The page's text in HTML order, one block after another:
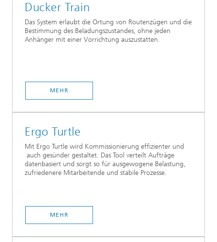
Ducker Train
Das System erlaubt die Ortung von Routenzügen und die
Bestimmung des Beladungszustandes, ohne jeden
Anhänger mit einer Vorrichtung auszustatten.
MEHR
Ergo Turtle
Mit Ergo Turtle wird Kommissionierung effizienter und
auch gesünder gestaltet. Das Tool verteilt Aufträge
datenbasiert und sorgt so für ausgewogene Belastung,
zufriedenere Mitarbeitende und stabile Prozesse.
MEHR